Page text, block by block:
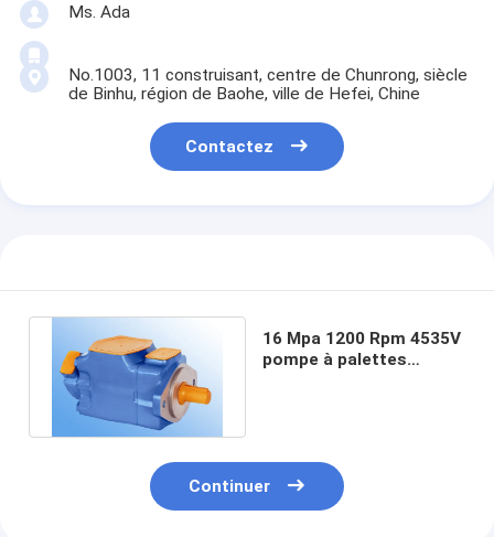
Ms. Ada
No.1003, 11 construisant, centre de Chunrong, siècle
de Binhu, région de Baohe, ville de Hefei, Chine
Contactez
16 Mpa 1200 Rpm 4535V
pompe à palettes
Continuer